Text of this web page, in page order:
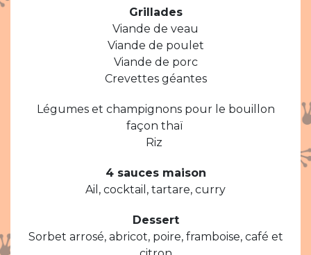
Grillades
Viande de veau
Viande de poulet
Viande de porc
Crevettes géantes
Légumes et champignons pour le bouillon
façon thaï
Riz
4 sauces maison
Ail, cocktail, tartare, curry
Dessert
Sorbet arrosé, abricot, poire, framboise, café et